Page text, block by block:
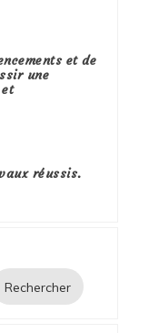
et de
une
réussis.
Rechercher